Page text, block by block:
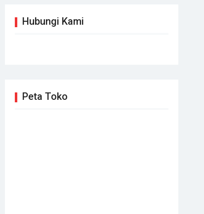
Hubungi Kami
Peta Toko